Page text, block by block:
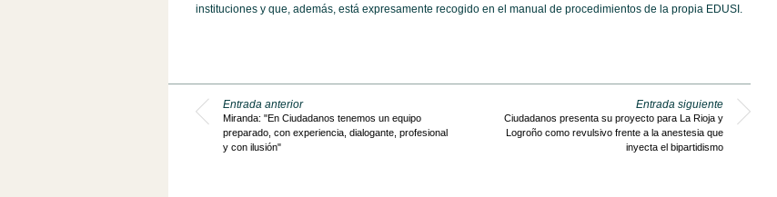
instituciones y que, además, está expresamente recogido en el manual de procedimientos de la propia EDUSI.
Entrada anterior
Miranda: "En Ciudadanos tenemos un equipo
preparado, con experiencia, dialogante, profesional
y con ilusión"
Entrada siguiente
Ciudadanos presenta su proyecto para La Rioja y
Logroño como revulsivo frente a la anestesia que
inyecta el bipartidismo